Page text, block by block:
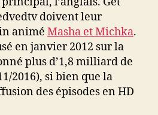
doivent leur
animé Masha et Michka.
en janvier 2012 sur la
plus d’1,8 milliard de
2016), si bien que la
des épisodes en HD